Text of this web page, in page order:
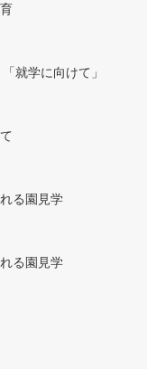
就学に向けて」
る園見学
る園見学